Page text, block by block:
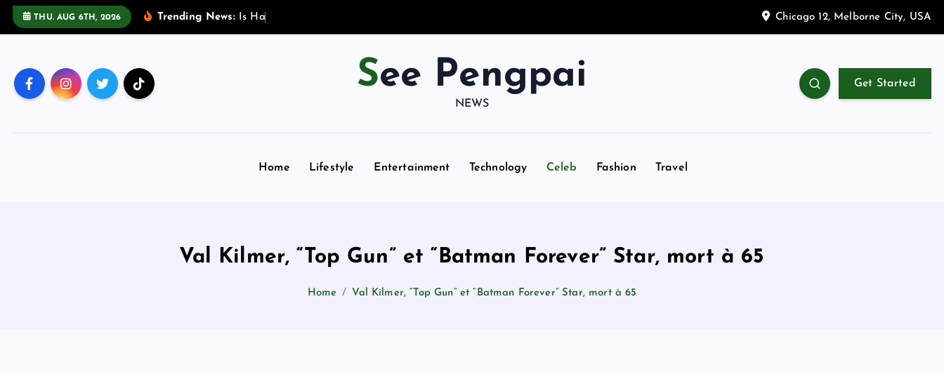
THU. AUG 6TH, 2026 Trending News: Is H a Chicago 12, Melborne City, USA
See Pengpai
NEWS
Get Started
Home Lifestyle Entertainment Technology Celeb Fashion Travel
Val Kilmer, “Top Gun” et “Batman Forever” Star, mort à 65
Home Val Kilmer, “Top Gun” et “Batman Forever” Star, mort à 65